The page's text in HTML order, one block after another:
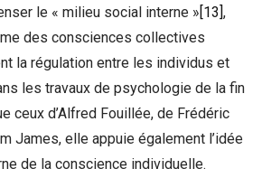
le « milieu social interne » [13] ,
des consciences collectives
la régulation entre les individus et
les travaux de psychologie de la fin
ceux d’Alfred Fouillée, de Frédéric
James, elle appuie également l’idée
de la conscience individuelle.